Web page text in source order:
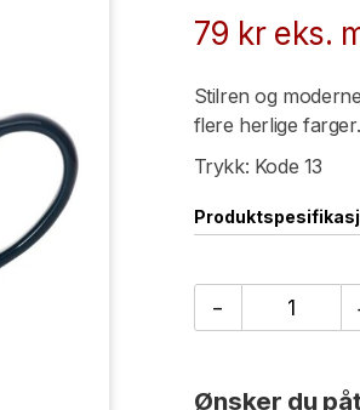
79 kr eks.
Stilren og
flere herlige farger.
Trykk: Kode 13
-
krus
Ønsker du